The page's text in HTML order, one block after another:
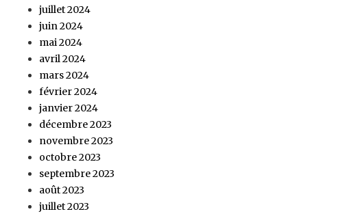
juillet 2024
juin 2024
mai 2024
avril 2024
mars 2024
février 2024
janvier 2024
décembre 2023
novembre 2023
octobre 2023
septembre 2023
août 2023
juillet 2023